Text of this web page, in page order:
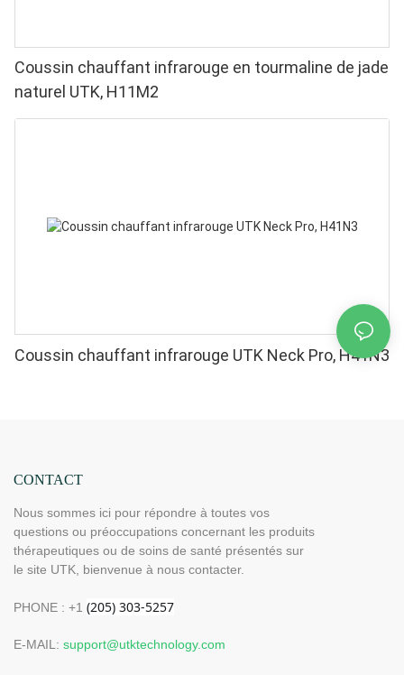
Coussin chauffant infrarouge en tourmaline de jade
naturel UTK, H11M2
Coussin chauffant infrarouge UTK Neck Pro, H41N3
CONTACT
Nous sommes ici pour répondre à toutes vos
questions ou préoccupations concernant les produits
thérapeutiques ou de soins de santé présentés sur
le site UTK, bienvenue à nous contacter.
PHONE : +1
E-MAIL: support@utktechnology.com